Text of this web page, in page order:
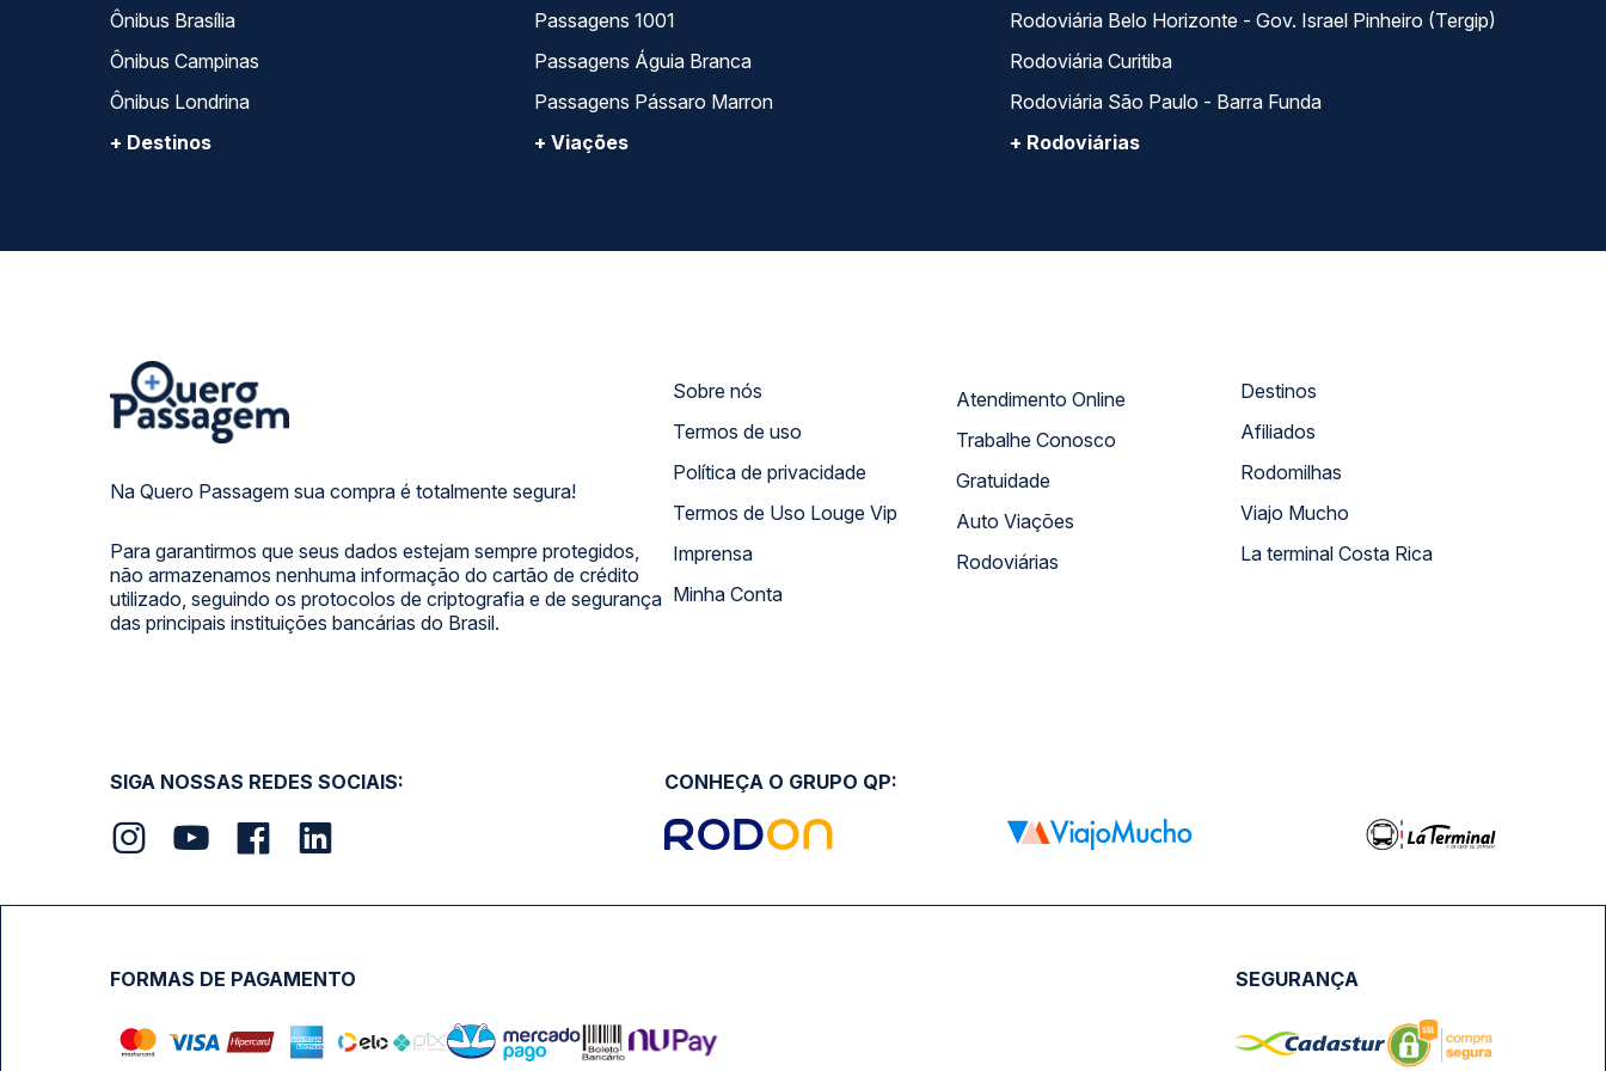
Ônibus Brasília
Ônibus Campinas
Ônibus Londrina
+ Destinos
Passagens 1001
Passagens Águia Branca
Passagens Pássaro Marron
+ Viações
Rodoviária Belo Horizonte - Gov. Israel Pinheiro (Tergip)
Rodoviária Curitiba
Rodoviária São Paulo - Barra Funda
+ Rodoviárias
Na Quero Passagem sua compra é totalmente segura!
Para garantirmos que seus dados estejam sempre protegidos,
não armazenamos nenhuma informação do cartão de crédito
utilizado, seguindo os protocolos de criptografia e de segurança
das principais instituições bancárias do Brasil.
Sobre nós
Termos de uso
Política de privacidade
Termos de Uso Louge Vip
Imprensa
Minha Conta
Atendimento Online
Trabalhe Conosco
Gratuidade
Auto Viações
Rodoviárias
Destinos
Afiliados
Rodomilhas
Viajo Mucho
La terminal Costa Rica
SIGA NOSSAS REDES SOCIAIS: CONHEÇA O GRUPO QP:
FORMAS DE PAGAMENTO SEGURANÇA